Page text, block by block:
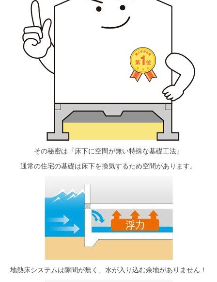
その秘密は『床下に空間が無い特殊な基礎工法』
通常の住宅の基礎は床下を換気するため空間があります。
地熱床システムは隙間が無く、水が入り込む余地がありません！